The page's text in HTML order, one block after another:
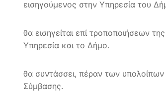
εισηγούμενος στην Υπηρεσία του
θα εισηγείται επί τροποποιήσεων
Υπηρεσία και το Δήμο.
θα συντάσσει, πέραν των υπολοίπων
Σύμβασης.